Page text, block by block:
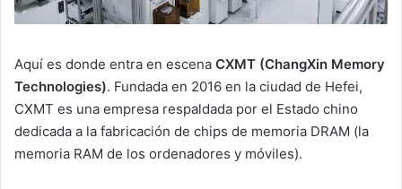
Aquí es donde entra en escena CXMT (ChangXin Memory
Technologies). Fundada en 2016 en la ciudad de Hefei,
CXMT es una empresa respaldada por el Estado chino
dedicada a la fabricación de chips de memoria DRAM (la
memoria RAM de los ordenadores y móviles).